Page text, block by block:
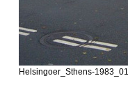
Helsingoer_Sthens-